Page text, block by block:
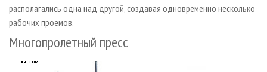
располагались одна над другой, создавая одновременно несколько
рабочих проемов.
Многопролетный пресс